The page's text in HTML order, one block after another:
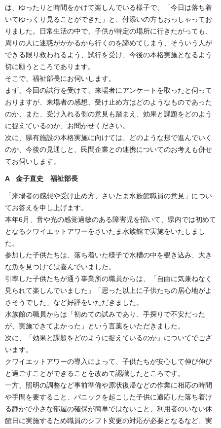
は、ゆったりと時間をかけて楽しんでいる様子で、「今日は落ち着
いてゆっくり見ることができた」と、付添いの方もおっしゃってお
りました。日常生活の中で、子供が特定の場所に行きたがっても、
周りの人に迷惑がかかるから行くのを諦めてしまう、そういう人が
できる限り救われるよう、試行を受け、今後の本格実施となるよう
切に願うところであります。
そこで、福祉部長にお伺いします。
まず、今回の試行を受けて、来場者にアンケートを取ったと伺って
おりますが、来場者の感想、受け止め方はどのようなものであった
のか、また、受け入れる側の意見も踏まえ、効果と課題をどのよう
に捉えているのか、お聞かせください。
次に、県有施設の本格実施に向けては、どのような形で進んでいく
のか、今後の見通しと、民間企業との連携についてのお考えも併せ
てお伺いします。
A 金子直史 福祉部長
「来場者の感想や受け止め方、さいたま水族館職員の意見」につい
てお答えを申し上げます。
本年6月、音や光の感覚過敏のある障害児を招いて、県内では初めて
となるクワイエットアワーをさいたま水族館で実施をいたしまし
た。
参加した子供たちは、落ち着いた様子で水槽の中を覗き込み、大き
な魚を見つけては喜んでいました。
引率した子供たちが通う事業所の職員からは、「自由に気兼ねなく
見られて楽しんでいました」「思った以上に子供たちの居心地がよ
さそうでした」など好評をいただきました。
水族館の職員からは「初めての試みであり、手探りで不安だった
が、実施できてよかった」という言葉をいただきました。
次に、「効果と課題をどのように捉えているのか」についてでござ
います。
クワイエットアワーの導入によって、子供たちが安心して伸び伸び
と過ごすことができることを改めて認識したところです。
一方、照明の調整など事前準備や原状復帰などの作業に相応の時間
や手間を要すること、パニックを起こした子供に適応した落ち着け
る静かで小さな部屋の確保が簡単ではないこと、利用者のいない休
館日に実施するため職員のシフト変更の対応が必要となるなど、実